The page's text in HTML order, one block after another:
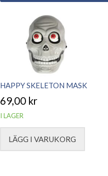
HAPPY SKELETON MASK
69,00 kr
I LAGER
LÄGG I VARUKORG